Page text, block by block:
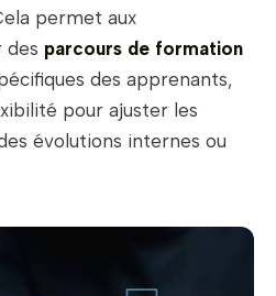
permet aux
des parcours de formation
des apprenants,
pour ajuster les
évolutions internes ou